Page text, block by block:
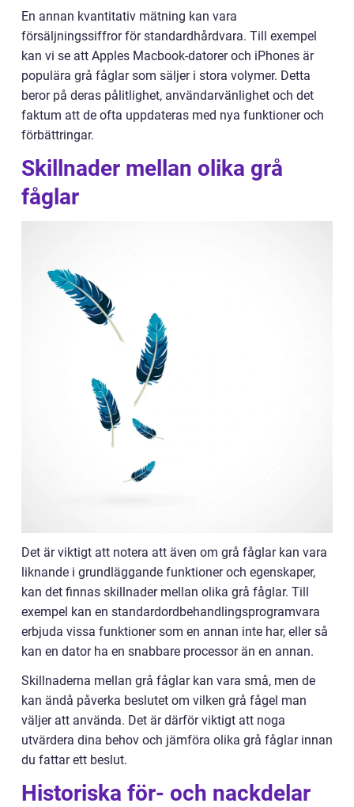
En annan kvantitativ mätning kan vara
försäljningssiffror för standardhårdvara. Till exempel
kan vi se att Apples Macbook-datorer och iPhones är
populära grå fåglar som säljer i stora volymer. Detta
beror på deras pålitlighet, användarvänlighet och det
faktum att de ofta uppdateras med nya funktioner och
förbättringar.
Skillnader mellan olika grå
fåglar
Det är viktigt att notera att även om grå fåglar kan vara
liknande i grundläggande funktioner och egenskaper,
kan det finnas skillnader mellan olika grå fåglar. Till
exempel kan en standardordbehandlingsprogramvara
erbjuda vissa funktioner som en annan inte har, eller så
kan en dator ha en snabbare processor än en annan.
Skillnaderna mellan grå fåglar kan vara små, men de
kan ändå påverka beslutet om vilken grå fågel man
väljer att använda. Det är därför viktigt att noga
utvärdera dina behov och jämföra olika grå fåglar innan
du fattar ett beslut.
Historiska för- och nackdelar